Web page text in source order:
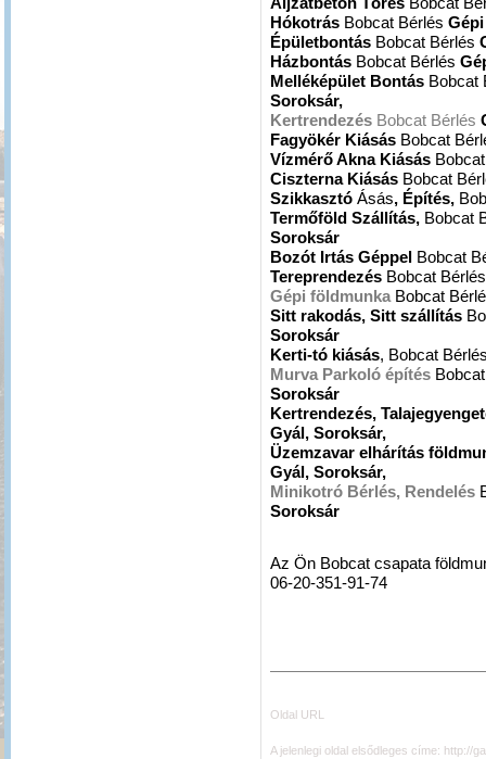
Hókotrás Bobcat Bérlés
Épületbontás Bobcat Bérlés
Házbontás Bobcat Bérlés
Melléképület Bontás Bobcat
Soroksár,
Kertrendezés Bobcat Bérlés
Fagyökér Kiásás Bobcat
Vízmérő Akna Kiásás
Ciszterna Kiásás Bobcat
Szikkasztó Ásás, Építés,
Termőföld Szállítás, Bobcat
Soroksár
Bozót Irtás Géppel Bobcat
Tereprendezés Bobcat
Gépi földmunka Bobcat
Sitt rakodás, Sitt szállítás
Soroksár
Kerti-tó kiásás, Bobcat
Murva Parkoló építés
Soroksár
Kertrendezés,
Gyál, Soroksár,
Üzemzavar elhárítás
Gyál, Soroksár,
Minikotró Bérlés, Rendelés
Soroksár
Az Ön Bobcat csapata
06-20-351-91-74
Oldal URL
A jelenlegi oldal elsődleges címe: http://